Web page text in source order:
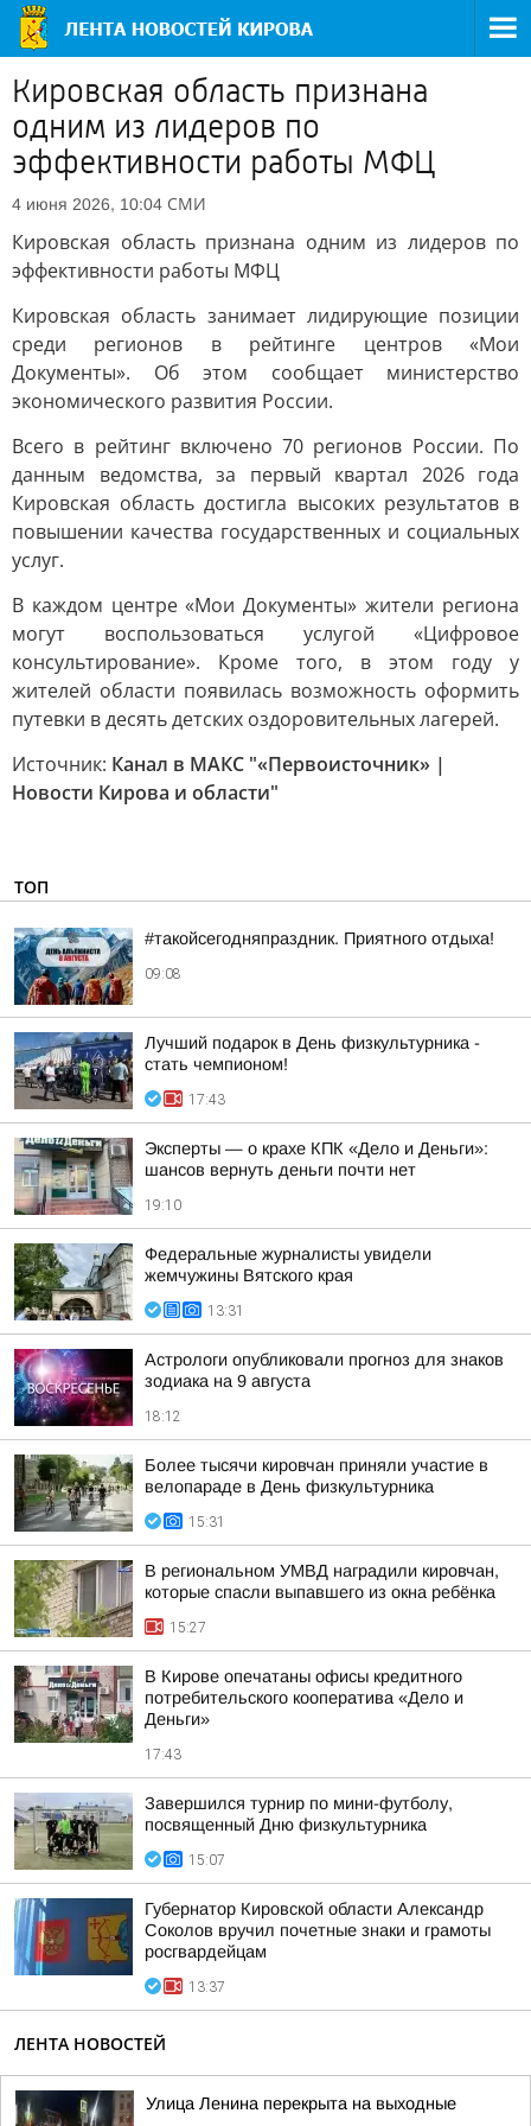
Кировская область признана
одним из лидеров по
эффективности работы МФЦ
4 июня 2026, 10:04 СМИ
Кировская область признана одним из лидеров по
эффективности работы МФЦ
Кировская область занимает лидирующие позиции
среди регионов в рейтинге центров «Мои
Документы». Об этом сообщает министерство
экономического развития России.
Всего в рейтинг включено 70 регионов России. По
данным ведомства, за первый квартал 2026 года
Кировская область достигла высоких результатов в
повышении качества государственных и социальных
услуг.
В каждом центре «Мои Документы» жители региона
могут воспользоваться услугой «Цифровое
консультирование». Кроме того, в этом году у
жителей области появилась возможность оформить
путевки в десять детских оздоровительных лагерей.
Источник: Канал в МАКС "«Первоисточник» |
Новости Кирова и области"
ТОП
#такойсегодняпраздник. Приятного отдыха!
09:08
Лучший подарок в День физкультурника -
стать чемпионом!
17:43
Эксперты — о крахе КПК «Дело и Деньги»:
шансов вернуть деньги почти нет
19:10
Федеральные журналисты увидели
жемчужины Вятского края
13:31
Астрологи опубликовали прогноз для знаков
зодиака на 9 августа
18:12
Более тысячи кировчан приняли участие в
велопараде в День физкультурника
15:31
В региональном УМВД наградили кировчан,
которые спасли выпавшего из окна ребёнка
15:27
В Кирове опечатаны офисы кредитного
потребительского кооператива «Дело и
Деньги»
17:43
Завершился турнир по мини-футболу,
посвященный Дню физкультурника
15:07
Губернатор Кировской области Александр
Соколов вручил почетные знаки и грамоты
росгвардейцам
13:37
ЛЕНТА НОВОСТЕЙ
Улица Ленина перекрыта на выходные